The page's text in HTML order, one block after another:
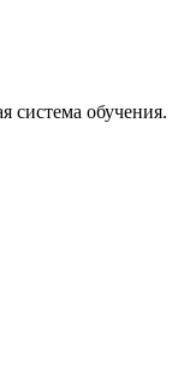
система обучения.